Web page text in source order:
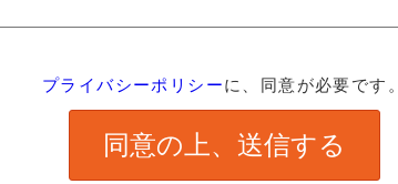
プライバシーポリシーに、同意が必要です。